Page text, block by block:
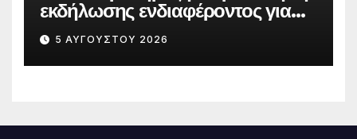
εκδήλωσης ενδιαφέροντος για
την πλήρωση κενούμενης θέσης
Διευθυντή/ντριας Σχολικής
Μονάδας της Διεύθυνσης Π.Ε. Α΄
5 ΑΥΓΟΎΣΤΟΥ 2026